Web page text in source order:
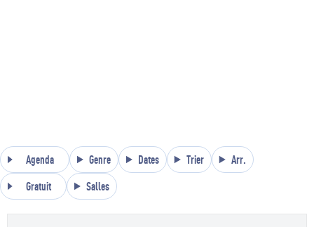
Agenda Genre Dates Trier Arr.
Gratuit Salles